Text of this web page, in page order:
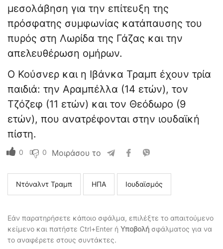
μεσολάβηση για την επίτευξη της
πρόσφατης συμφωνίας κατάπαυσης του
πυρός στη Λωρίδα της Γάζας και την
απελευθέρωση ομήρων.
Ο Κούσνερ και η Ιβάνκα Τραμπ έχουν τρία
παιδιά: την Αραμπέλλα (14 ετών), τον
Τζόζεφ (11 ετών) και τον Θεόδωρο (9
ετών), που ανατρέφονται στην ιουδαϊκή
πίστη.
0 0 Μοιράσου το
Ντόναλντ Τραμπ ΗΠΑ Ιουδαϊσμός
Εάν παρατηρήσετε κάποιο σφάλμα, επιλέξτε το απαιτούμενο
κείμενο και πατήστε Ctrl+Enter ή Υποβολή σφάλματος για να
το αναφέρετε στους συντάκτες.